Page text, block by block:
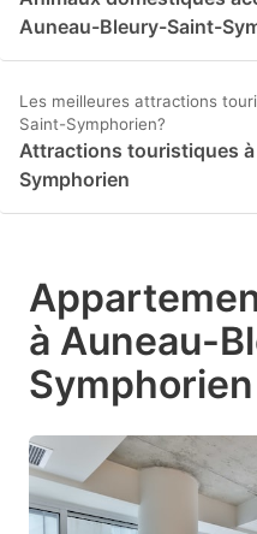
Auneau-Bleury-Saint-
Les meilleures attractions
Saint-Symphorien?
Attractions touristiques
Symphorien
à Auneau-
Symphorien